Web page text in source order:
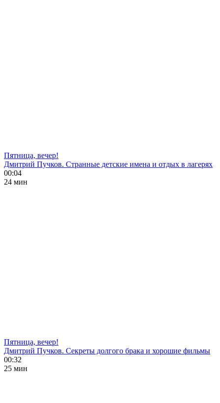
Пятница, вечер!
Дмитрий Пучков. Странные детские имена и отдых в лагерях
00:04
24 мин
Пятница, вечер!
Дмитрий Пучков. Секреты долгого брака и хорошие фильмы
00:32
25 мин